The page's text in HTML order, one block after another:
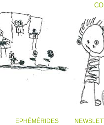
EPHÉMÉRIDES